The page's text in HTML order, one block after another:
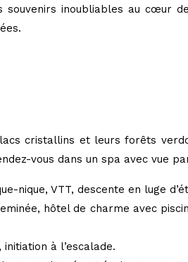
inoubliables au cœur
cristallins et leurs forêts
vous dans un spa avec vue
nique, VTT, descente en luge
hôtel de charme avec
à l’escalade.